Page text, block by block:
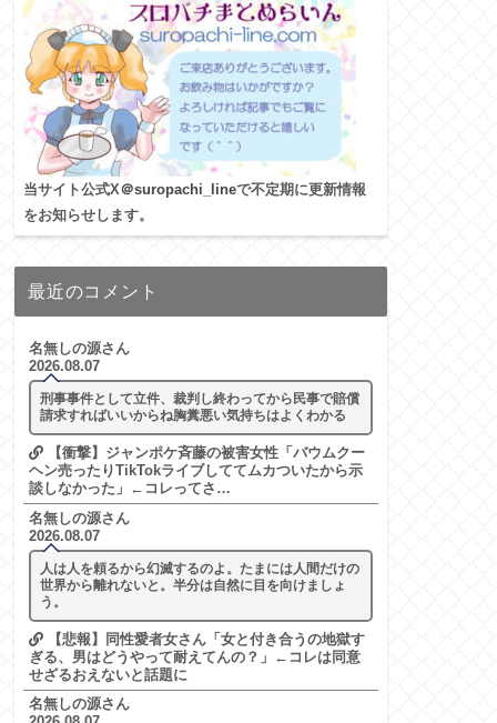
当サイト公式X＠suropachi_lineで不定期に更新情報
をお知らせします。
最近のコメント
名無しの源さん
2026.08.07
刑事事件として立件、裁判し終わってから民事で賠償
請求すればいいからね胸糞悪い気持ちはよくわかる
【衝撃】ジャンポケ斉藤の被害女性「バウムクー
ヘン売ったりTikTokライブしててムカついたから示
談しなかった」←コレってさ…
名無しの源さん
2026.08.07
人は人を頼るから幻滅するのよ。たまには人間だけの
世界から離れないと。半分は自然に目を向けましょ
う。
【悲報】同性愛者女さん「女と付き合うの地獄す
ぎる、男はどうやって耐えてんの？」←コレは同意
せざるおえないと話題に
名無しの源さん